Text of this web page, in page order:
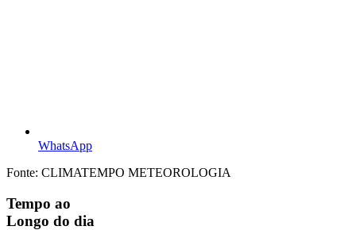
WhatsApp
Fonte: CLIMATEMPO METEOROLOGIA
Tempo ao
Longo do dia